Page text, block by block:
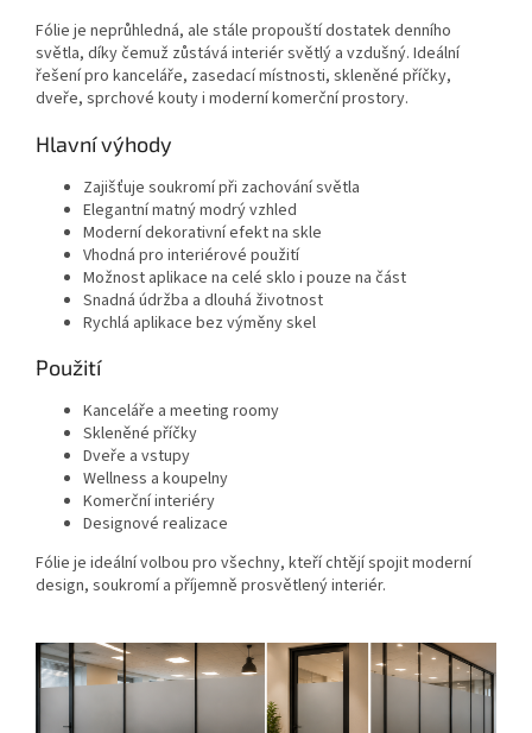
Fólie je neprůhledná, ale stále propouští dostatek denního
světla, díky čemuž zůstává interiér světlý a vzdušný. Ideální
řešení pro kanceláře, zasedací místnosti, skleněné příčky,
dveře, sprchové kouty i moderní komerční prostory.
Hlavní výhody
Zajišťuje soukromí při zachování světla
Elegantní matný modrý vzhled
Moderní dekorativní efekt na skle
Vhodná pro interiérové použití
Možnost aplikace na celé sklo i pouze na část
Snadná údržba a dlouhá životnost
Rychlá aplikace bez výměny skel
Použití
Kanceláře a meeting roomy
Skleněné příčky
Dveře a vstupy
Wellness a koupelny
Komerční interiéry
Designové realizace
Fólie je ideální volbou pro všechny, kteří chtějí spojit moderní
design, soukromí a příjemně prosvětlený interiér.